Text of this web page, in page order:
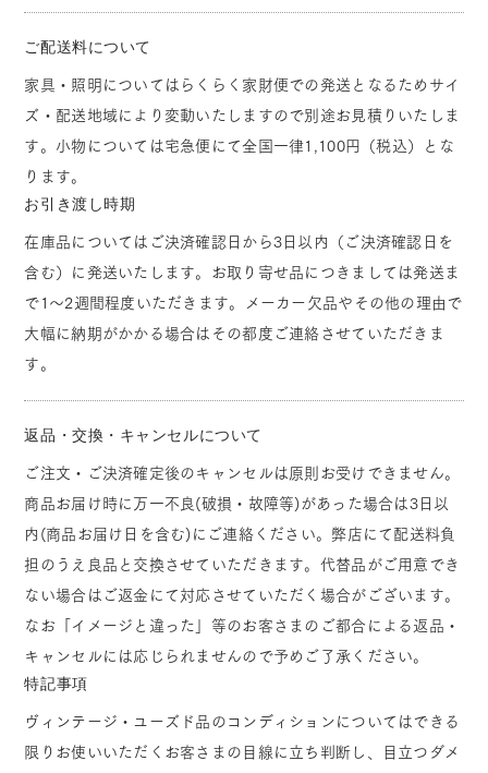
ご配送料について
家具・照明についてはらくらく家財便での発送となるためサイ
ズ・配送地域により変動いたしますので別途お見積りいたしま
す。小物については宅急便にて全国一律1,100円（税込）とな
ります。
お引き渡し時期
在庫品についてはご決済確認日から3日以内（ご決済確認日を
含む）に発送いたします。お取り寄せ品につきましては発送ま
で1～2週間程度いただきます。メーカー欠品やその他の理由で
大幅に納期がかかる場合はその都度ご連絡させていただきま
す。
返品・交換・キャンセルについて
ご注文・ご決済確定後のキャンセルは原則お受けできません。
商品お届け時に万一不良(破損・故障等)があった場合は3日以
内(商品お届け日を含む)にご連絡ください。弊店にて配送料負
担のうえ良品と交換させていただきます。代替品がご用意でき
ない場合はご返金にて対応させていただく場合がございます。
なお「イメージと違った」等のお客さまのご都合による返品・
キャンセルには応じられませんので予めご了承ください。
特記事項
ヴィンテージ・ユーズド品のコンディションについてはできる
限りお使いいただくお客さまの目線に立ち判断し、目立つダメ